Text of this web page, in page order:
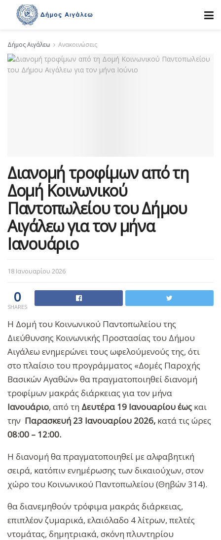
Δήμος Αιγάλεω Ανακοινώσεις
Διανομή τροφίμων από τη
Δομή Κοινωνικού
Παντοπωλείου του Δήμου
Αιγάλεω για τον μήνα
Ιανουάριο
18 Ιανουαρίου 2026
0
SHARES
Η Δομή του Κοινωνικού Παντοπωλείου της
Διεύθυνσης Κοινωνικής Προστασίας του Δήμου
Αιγάλεω ενημερώνει τους ωφελούμενούς της, ότι
στο πλαίσιο του προγράμματος «Δομές Παροχής
Βασικών Αγαθών» θα πραγματοποιηθεί διανομή
τροφίμων μακράς διάρκειας για τον μήνα
Ιανουάριο, από τη Δευτέρα 19 Ιανουαρίουέως και
την Παρασκευή 23 Ιανουαρίου 2026, κατά τις ώρες
08:00 – 12:00.
Η διανομή θα πραγματοποιηθεί με αλφαβητική
σειρά, κατόπιν ενημέρωσης των δικαιούχων, στον
χώρο του Κοινωνικού Παντοπωλείου (Θηβών 314).
θα διανεμηθούν τρόφιμα μακράς διάρκειας,
επιπλέον ζυμαρικά, ελαιόλαδο 4 λίτρων, πελτές
ντομάτας, δημητριακά, σκόνη πλυντηρίου